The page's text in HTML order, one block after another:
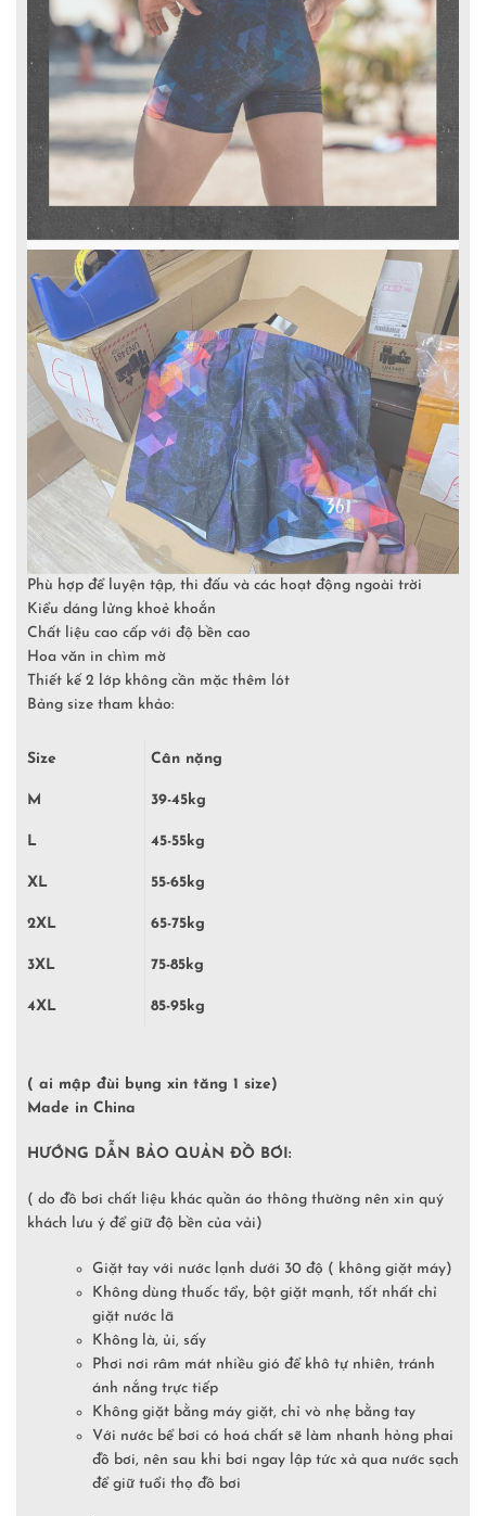
Phù hợp để luyện tập, thi đấu và các hoạt động ngoài trời
Kiểu dáng lửng khoẻ khoắn
Chất liệu cao cấp với độ bền cao
Hoa văn in chìm mờ
Thiết kế 2 lớp không cần mặc thêm lót
Bảng size tham khảo:
Size Cân nặng
M 39-45kg
L 45-55kg
XL 55-65kg
2XL 65-75kg
3XL 75-85kg
4XL 85-95kg
( ai mập đùi bụng xin tăng 1 size)
Made in China
HƯỚNG DẪN BẢO QUẢN ĐỒ BƠI:
( do đồ bơi chất liệu khác quần áo thông thường nên xin quý
khách lưu ý để giữ độ bền của vải)
Giặt tay với nước lạnh dưới 30 độ ( không giặt máy)
Không dùng thuốc tẩy, bột giặt mạnh, tốt nhất chỉ
giặt nước lã
Không là, ủi, sấy
Phơi nơi râm mát nhiều gió để khô tự nhiên, tránh
ánh nắng trực tiếp
Không giặt bằng máy giặt, chỉ vò nhẹ bằng tay
Với nước bể bơi có hoá chất sẽ làm nhanh hỏng phai
đồ bơi, nên sau khi bơi ngay lập tức xả qua nước sạch
để giữ tuổi thọ đồ bơi